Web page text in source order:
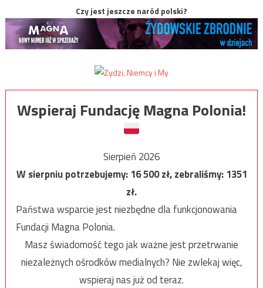
Czy jest jeszcze naród polski?
Wspieraj Fundację Magna Polonia!
Sierpień 2026
W sierpniu potrzebujemy:16 500zł, zebraliśmy:1351
zł.
Państwa wsparcie jest niezbędne dla funkcjonowania
Fundacji Magna Polonia.
Masz świadomość tego jak ważne jest przetrwanie
niezależnych ośrodków medialnych? Nie zwlekaj więc,
wspieraj nas już od teraz.